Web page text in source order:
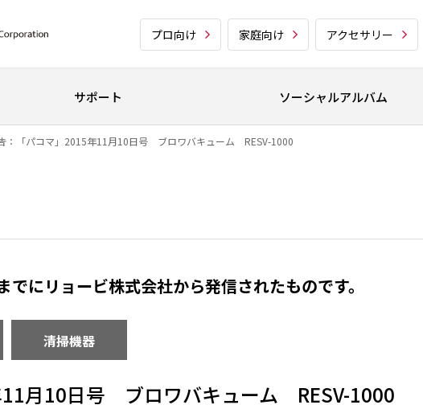
プロ向け 家庭向け アクセサリー
サポート ソーシャルアルバム
：「パコマ」2015年11月10日号 ブロワバキューム RESV-1000
にリョービ株式会社から発信されたものです。
清掃機器
月10日号 ブロワバキューム RESV-1000